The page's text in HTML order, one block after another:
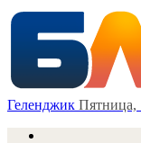
Геленджик Пятница,